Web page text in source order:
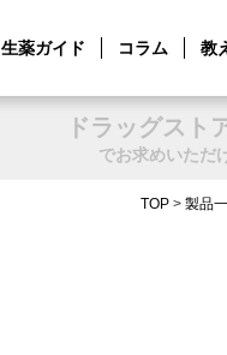
生薬ガイド コラム 教
ドラッグスト
でお求めいただ
TOP > 製品